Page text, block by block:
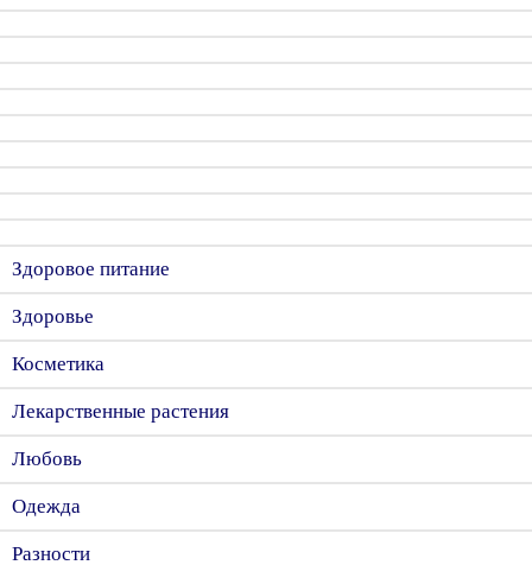
Здоровое питание
Здоровье
Косметика
Лекарственные растения
Любовь
Одежда
Разности